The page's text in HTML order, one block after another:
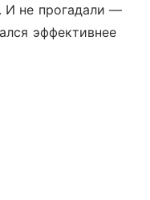
И не прогадали —
эффективнее